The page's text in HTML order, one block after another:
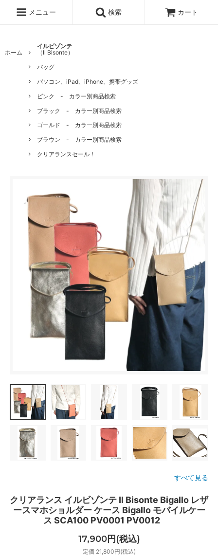
メニュー 検索 カート
ホーム
イルビゾンテ
（Il Bisonte）
バッグ
パソコン、iPad、iPhone、携帯グッズ
ピンク - カラー別商品検索
ブラック - カラー別商品検索
ゴールド - カラー別商品検索
ブラウン - カラー別商品検索
クリアランスセール！
すべて見る
クリアランス イルビゾンテ Il Bisonte Bigallo レザ
ースマホショルダー ケース Bigallo モバイルケー
ス SCA100 PV0001 PV0012
17,900円(税込)
定価 21,800円(税込)